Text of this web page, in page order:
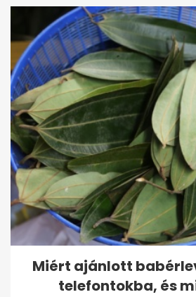
Miért ajánlott
telefontokba, és